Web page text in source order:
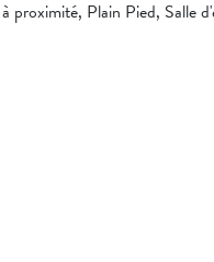
Plain Pied, Salle